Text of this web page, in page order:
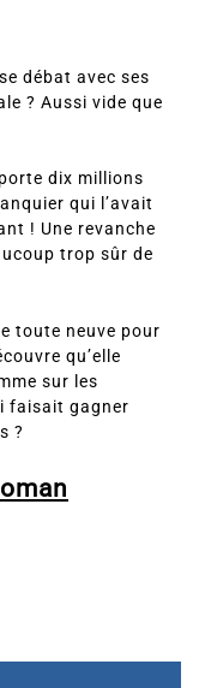
débat avec ses
? Aussi vide que
dix millions
qui l’avait
! Une revanche
trop sûr de
toute neuve pour
qu’elle
sur les
faisait gagner
?